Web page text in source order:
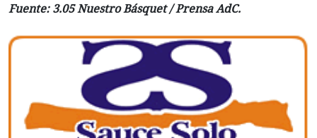
Fuente: 3.05 Nuestro Básquet / Prensa AdC.